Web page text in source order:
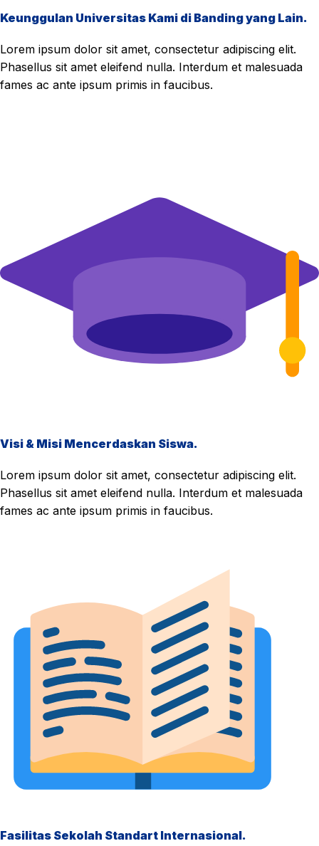
Keunggulan Universitas Kami di Banding yang Lain.
Lorem ipsum dolor sit amet, consectetur adipiscing elit.
Phasellus sit amet eleifend nulla. Interdum et malesuada
fames ac ante ipsum primis in faucibus.
Visi & Misi Mencerdaskan Siswa.
Lorem ipsum dolor sit amet, consectetur adipiscing elit.
Phasellus sit amet eleifend nulla. Interdum et malesuada
fames ac ante ipsum primis in faucibus.
Fasilitas Sekolah Standart Internasional.